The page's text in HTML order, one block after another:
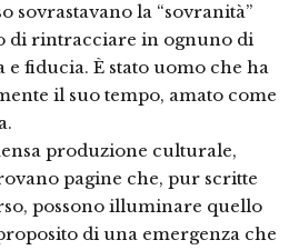
sovrastavano la “sovranità”
di rintracciare in ognuno di
e fiducia. È stato uomo che ha
il suo tempo, amato come
produzione culturale,
pagine che, pur scritte
possono illuminare quello
di una emergenza che